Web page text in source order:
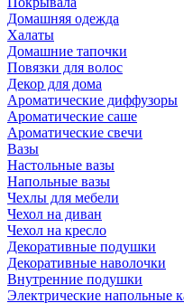
Домашняя одежда
Халаты
Домашние тапочки
Повязки для волос
Декор для дома
Ароматические диффузоры
Ароматические саше
Ароматические свечи
Вазы
Настольные вазы
Напольные вазы
Чехлы для мебели
Чехол на диван
Чехол на кресло
Декоративные подушки
Декоративные наволочки
Внутренние подушки
Электрические напольные